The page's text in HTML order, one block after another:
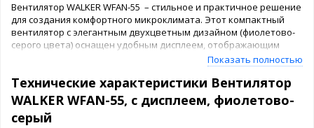
Вентилятор WALKER WFAN-55 – стильное и практичное решение
для создания комфортного микроклимата. Этот компактный
вентилятор с элегантным двухцветным дизайном (фиолетово-
серого цвета) оснащен удобным дисплеем, отображающим
уровень заряда аккумулятора. Прочный корпус из ABS+PC
пластика и устойчивое кольцо-подставка делают его
идеальным выбором для использования на столе, тумбочке или
в путешествиях.
Устройство предлагает 5 режимов работы – от практически
Показать полностью
Технические характеристики Вентилятор
WALKER WFAN-55, с дисплеем, фиолетово-
серый